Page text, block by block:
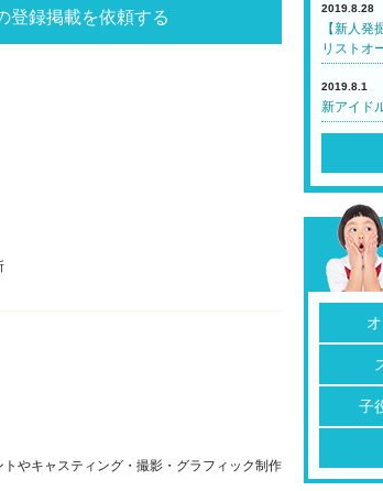
登録掲載を依頼する
やキャスティング・撮影・グラフィック制作
2019.8.28
【新人
リストオ
2019.8.1
新アイド
子